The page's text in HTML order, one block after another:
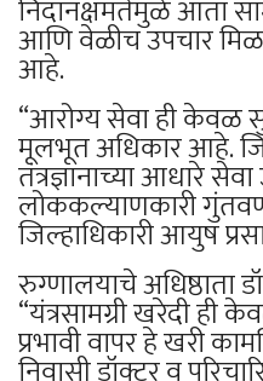
निदानक्षमतेमुळे आता
आणि वेळीच उपचार
आहे.
“आरोग्य सेवा ही केवळ
मूलभूत अधिकार आहे.
तंत्रज्ञानाच्या आधारे
लोककल्याणकारी
जिल्हाधिकारी आयुष
रुग्णालयाचे अधिष्ठाता
“यंत्रसामग्री खरेदी ही
प्रभावी वापर हे खरी